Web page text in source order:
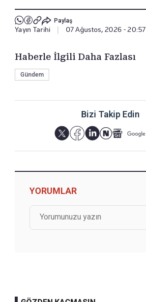
Paylaş
Yayın Tarihi 07 Ağustos, 2026 - 20:57
Haberle İlgili Daha Fazlası
Gündem
Bizi Takip Edin
YORUMLAR